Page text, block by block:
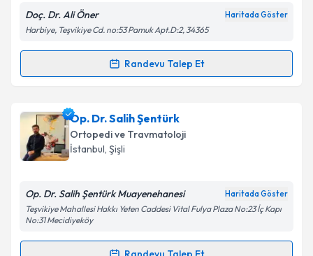
Metni
kapsamda işlenmesini kabul ediyorum.
Takvim Talebini Gönder
Doç. Dr. Ali Öner Haritada Göster
Harbiye, Teşvikiye Cd. no:53 Pamuk Apt.D:2, 34365
Randevu Talep Et
Randevu Takvimi Talebi
Doç. Dr. Ali Öneriçin randevu takvimi talebi
oluşturun. Size bu uzmandan randevu almanız için bir
takvim hazırlandığında e-posta ile bilgilendireceğiz.
Kişisel verilerimin işlenmesine ilişkinAydınlatma
Op. Dr. Salih Şentürk
Ortopedi ve Travmatoloji
İstanbul, Şişli
Op. Dr. Salih Şentürk Muayenehanesi Haritada Göster
Teşvikiye Mahallesi Hakkı Yeten Caddesi Vital Fulya Plaza No:23 İç Kapı
No:31 Mecidiyeköy